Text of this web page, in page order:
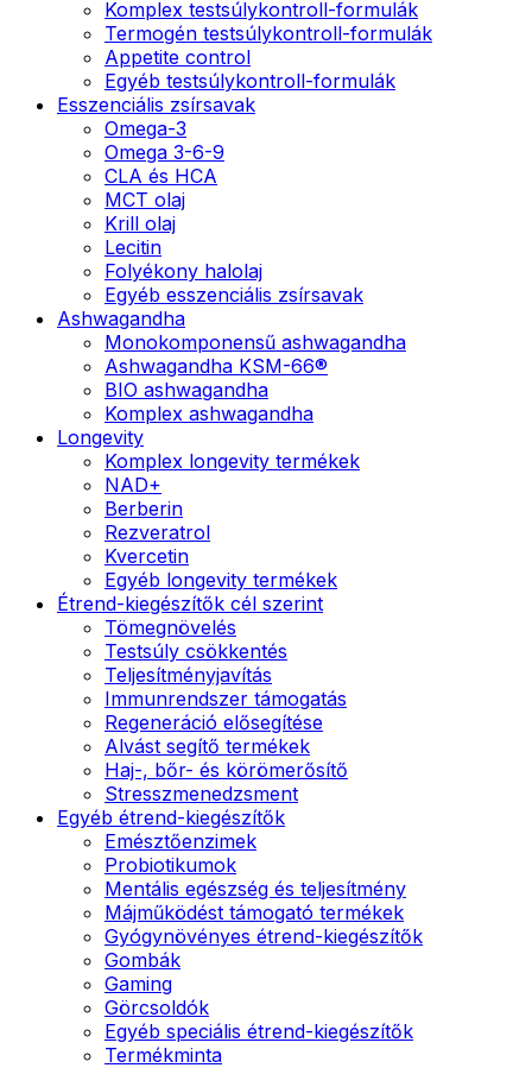
Komplex testsúlykontroll-formulák
Termogén testsúlykontroll-formulák
Appetite control
Egyéb testsúlykontroll-formulák
Esszenciális zsírsavak
Omega-3
Omega 3-6-9
CLA és HCA
MCT olaj
Krill olaj
Lecitin
Folyékony halolaj
Egyéb esszenciális zsírsavak
Ashwagandha
Monokomponensű ashwagandha
Ashwagandha KSM-66®
BIO ashwagandha
Komplex ashwagandha
Longevity
Komplex longevity termékek
NAD+
Berberin
Rezveratrol
Kvercetin
Egyéb longevity termékek
Étrend-kiegészítők cél szerint
Tömegnövelés
Testsúly csökkentés
Teljesítményjavítás
Immunrendszer támogatás
Regeneráció elősegítése
Alvást segítő termékek
Haj-, bőr- és körömerősítő
Stresszmenedzsment
Egyéb étrend-kiegészítők
Emésztőenzimek
Probiotikumok
Mentális egészség és teljesítmény
Májműködést támogató termékek
Gyógynövényes étrend-kiegészítők
Gombák
Gaming
Görcsoldók
Egyéb speciális étrend-kiegészítők
Termékminta